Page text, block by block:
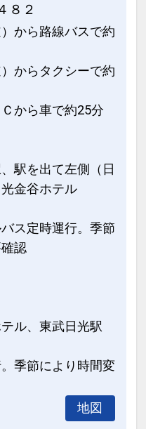
８２
から路線バスで約
からタクシーで約
から車で約25分
駅を出て左側（日
金谷ホテル
ス定時運行。季節
認
ル、東武日光駅
季節により時間変
地図